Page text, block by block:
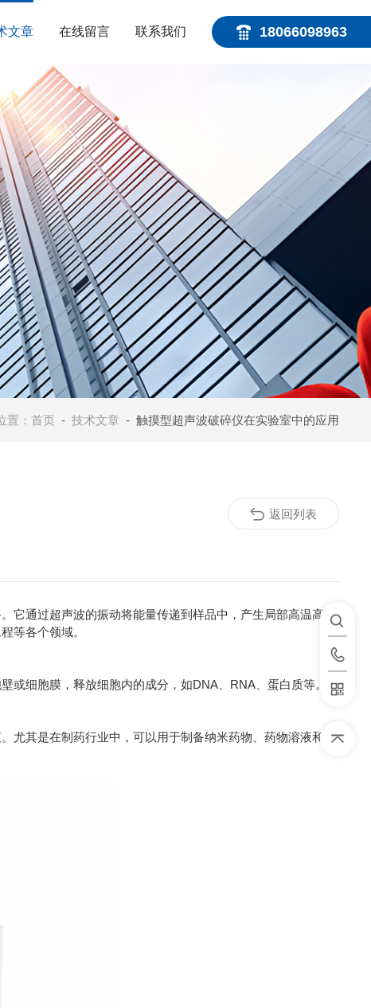
18066098963
文章 在线留言 联系我们
置： 首页 - 技术文章 - 触摸型超声波破碎仪在实验室中的应用
通过超声波的振动将能量传递到样品中，产生局部高温高压
等各个领域。
细胞膜，释放细胞内的成分，如DNA、RNA、蛋白质等。
其是在制药行业中，可以用于制备纳米药物、药物溶液和其
返回列表